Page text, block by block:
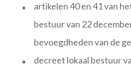
●
artikelen 40 en 41 van
bestuur van 22
bevoegdheden van de
●
decreet lokaal bestuur